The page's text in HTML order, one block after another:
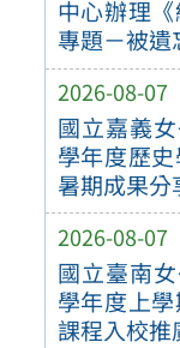
中心辦理
專題－被遺
2026-08-07
國立嘉義
學年度歷
暑期成果分
2026-08-07
國立臺南
學年度上
課程入校推